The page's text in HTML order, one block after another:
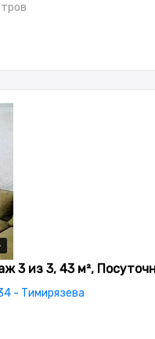
3 из 3, 43 м²,
- Тимирязева